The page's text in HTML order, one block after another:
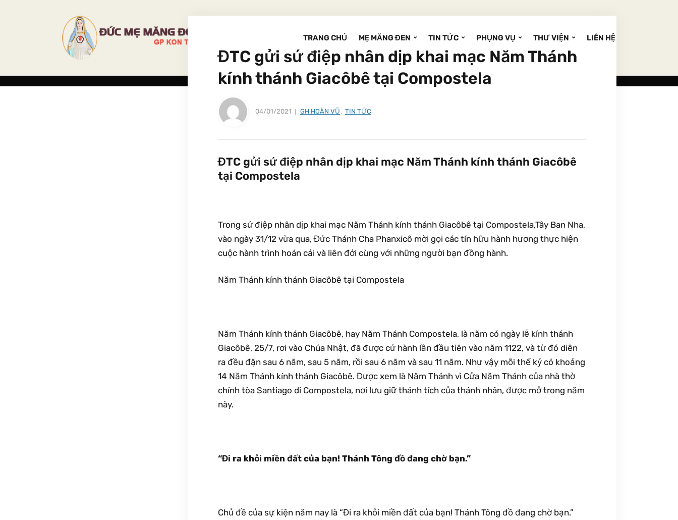
TRANG CHỦ MẸ MĂNG ĐEN TIN TỨC PHỤNG VỤ THƯ VIỆN LIÊN HỆ
ĐTC gửi sứ điệp nhân dịp khai mạc Năm Thánh
kính thánh Giacôbê tại Compostela
04/01/2021 GH HOÀN VŨ , TIN TỨC
ĐTC gửi sứ điệp nhân dịp khai mạc Năm Thánh kính thánh Giacôbê
tại Compostela
Trong sứ điệp nhân dịp khai mạc Năm Thánh kính thánh Giacôbê tại Compostela,Tây Ban Nha,
vào ngày 31/12 vừa qua, Đức Thánh Cha Phanxicô mời gọi các tín hữu hành hương thực hiện
cuộc hành trình hoán cải và liên đới cùng với những người bạn đồng hành.
Năm Thánh kính thánh Giacôbê tại Compostela
Năm Thánh kính thánh Giacôbê, hay Năm Thánh Compostela, là năm có ngày lễ kính thánh
Giacôbê, 25/7, rơi vào Chúa Nhật, đã được cử hành lần đầu tiên vào năm 1122, và từ đó diễn
ra đều đặn sau 6 năm, sau 5 năm, rồi sau 6 năm và sau 11 năm. Như vậy mỗi thế kỷ có khoảng
14 Năm Thánh kính thánh Giacôbê. Được xem là Năm Thánh vì Cửa Năm Thánh của nhà thờ
chính tòa Santiago di Compostela, nơi lưu giữ thánh tích của thánh nhân, được mở trong năm
này.
“Đi ra khỏi miền đất của bạn! Thánh Tông đồ đang chờ bạn.”
Chủ đề của sự kiện năm nay là “Đi ra khỏi miền đất của bạn! Thánh Tông đồ đang chờ bạn.”